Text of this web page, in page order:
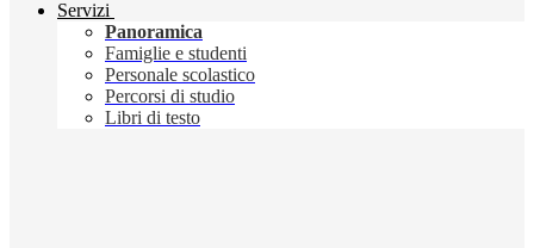
Servizi
Panoramica
Famiglie e studenti
Personale scolastico
Percorsi di studio
Libri di testo